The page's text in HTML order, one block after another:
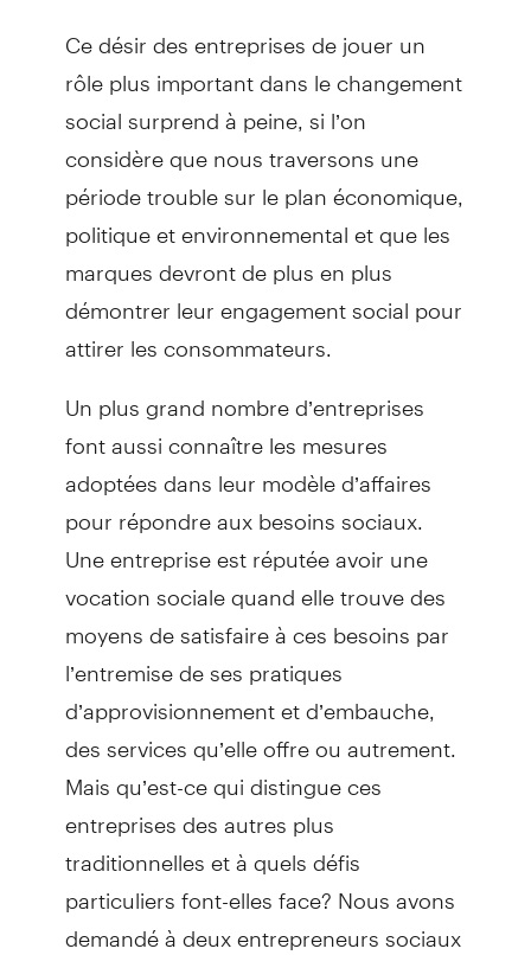
Ce désir des entreprises de jouer un
rôle plus important dans le changement
social surprend à peine, si l’on
considère que nous traversons une
période trouble sur le plan économique,
politique et environnemental et que les
marques devront de plus en plus
démontrer leur engagement social pour
attirer les consommateurs.
Un plus grand nombre d’entreprises
font aussi connaître les mesures
adoptées dans leur modèle d’affaires
pour répondre aux besoins sociaux.
Une entreprise est réputée avoir une
vocation sociale quand elle trouve des
moyens de satisfaire à ces besoins par
l’entremise de ses pratiques
d’approvisionnement et d’embauche,
des services qu’elle offre ou autrement.
Mais qu’est-ce qui distingue ces
entreprises des autres plus
traditionnelles et à quels défis
particuliers font-elles face? Nous avons
demandé à deux entrepreneurs sociaux